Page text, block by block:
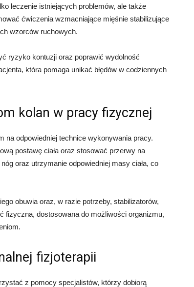
leczenie istniejących problemów, ale także
ćwiczenia wzmacniające mięśnie stabilizujące
wzorców ruchowych.
ryzyko kontuzji oraz poprawić wydolność
która pomaga unikać błędów w codziennych
kolan w pracy fizycznej
na odpowiedniej technice wykonywania pracy.
postawę ciała oraz stosować przerwy na
oraz utrzymanie odpowiedniej masy ciała, co
obuwia oraz, w razie potrzeby, stabilizatorów,
fizyczna, dostosowana do możliwości organizmu,
fizjoterapii
z pomocy specjalistów, którzy dobiorą